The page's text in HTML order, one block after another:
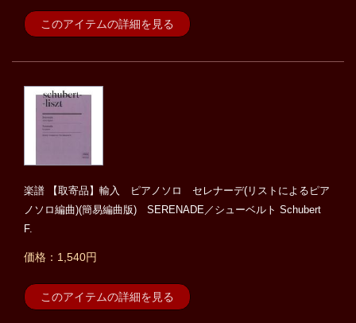
このアイテムの詳細を見る
楽譜 【取寄品】輸入 ピアノソロ セレナーデ(リストによるピア
ノソロ編曲)(簡易編曲版) SERENADE／シューベルト Schubert
F.
価格：1,540円
このアイテムの詳細を見る